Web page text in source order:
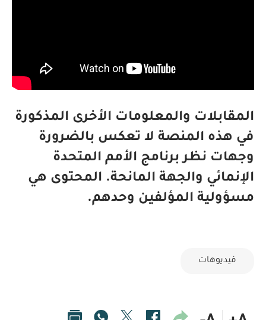
المقابلات والمعلومات الأخرى المذكورة
في هذه المنصة لا تعكس بالضرورة
وجهات نظر برنامج الأمم المتحدة
الإنمائي والجهة المانحة. المحتوى هي
مسؤولية المؤلفين وحدهم.
فيديوهات